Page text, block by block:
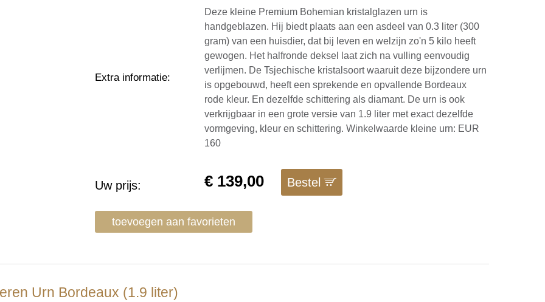
Extra informatie:
Deze kleine Premium Bohemian kristalglazen urn is
handgeblazen. Hij biedt plaats aan een asdeel van 0.3 liter (300
gram) van een huisdier, dat bij leven en welzijn zo'n 5 kilo heeft
gewogen. Het halfronde deksel laat zich na vulling eenvoudig
verlijmen. De Tsjechische kristalsoort waaruit deze bijzondere urn
is opgebouwd, heeft een sprekende en opvallende Bordeaux
rode kleur. En dezelfde schittering als diamant. De urn is ook
verkrijgbaar in een grote versie van 1.9 liter met exact dezelfde
vormgeving, kleur en schittering. Winkelwaarde kleine urn: EUR
160
Uw prijs: € 139,00 Bestel
toevoegen aan favorieten
Urn Bordeaux (1.9 liter)